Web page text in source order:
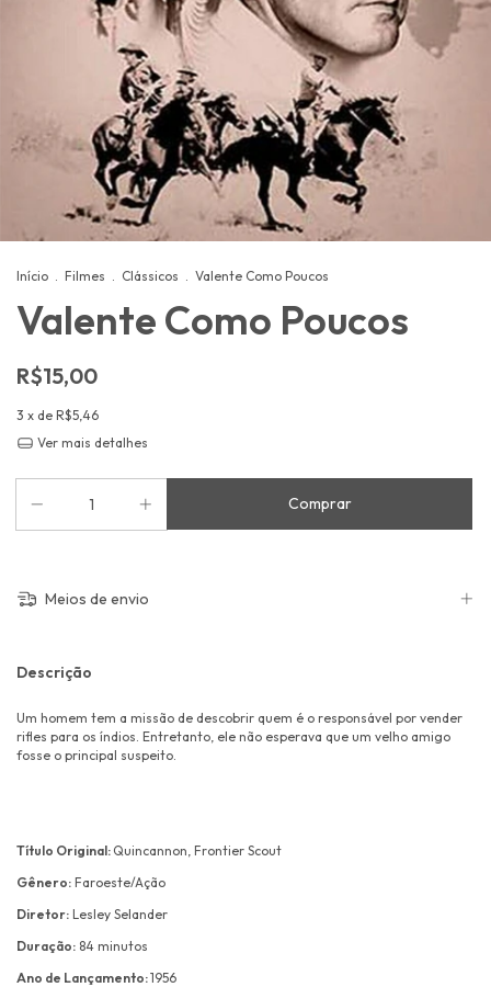
Início . Filmes . Clássicos . Valente Como Poucos
Valente Como Poucos
R$15,00
3 x de R$5,46
Ver mais detalhes
Meios de envio
Descrição
Um homem tem a missão de descobrir quem é o responsável por vender
rifles para os índios. Entretanto, ele não esperava que um velho amigo
fosse o principal suspeito.
Título Original: Quincannon, Frontier Scout
Gênero: Faroeste/Ação
Diretor: Lesley Selander
Duração: 84 minutos
Ano de Lançamento:1956